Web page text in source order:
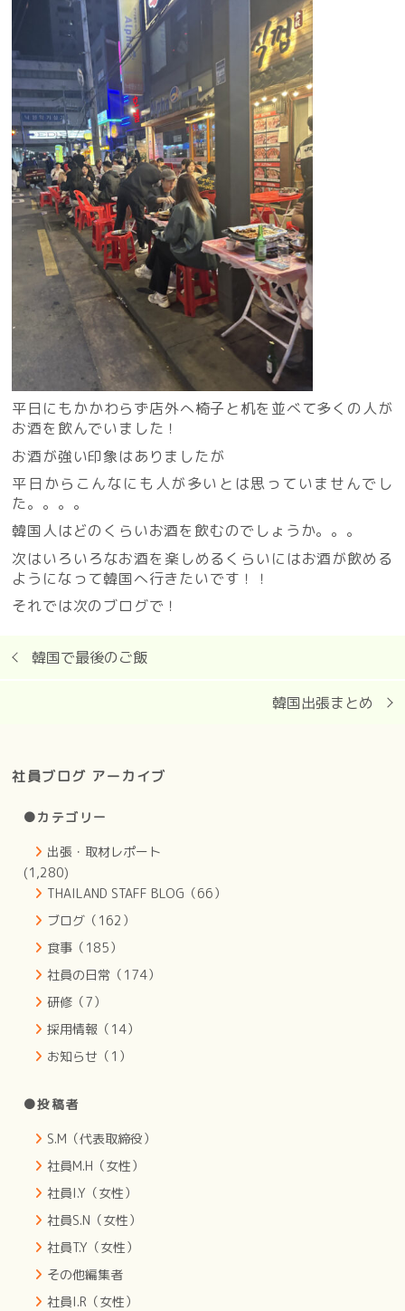
平日にもかかわらず店外へ椅子と机を並べて多くの人が
お酒を飲んでいました！
お酒が強い印象はありましたが
平日からこんなにも人が多いとは思っていませんでし
た。。。。
韓国人はどのくらいお酒を飲むのでしょうか。。。
次はいろいろなお酒を楽しめるくらいにはお酒が飲める
ようになって韓国へ行きたいです！！
それでは次のブログで！
韓国で最後のご飯
韓国出張まとめ
社員ブログ アーカイブ
●カテゴリー
出張・取材レポート
(1,280)
THAILAND STAFF BLOG（66）
ブログ（162）
食事（185）
社員の日常（174）
研修（7）
採用情報（14）
お知らせ（1）
●投稿者
S.M（代表取締役）
社員M.H（女性）
社員I.Y（女性）
社員S.N（女性）
社員T.Y（女性）
その他編集者
社員I.R（女性）